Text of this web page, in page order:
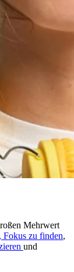
Mehrwert
Fokus zu finden,
und